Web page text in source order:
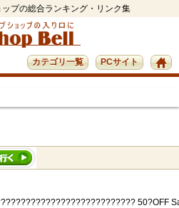
プの総合ランキング・リンク集
PCサイト
カテゴリ一覧
50?OFF